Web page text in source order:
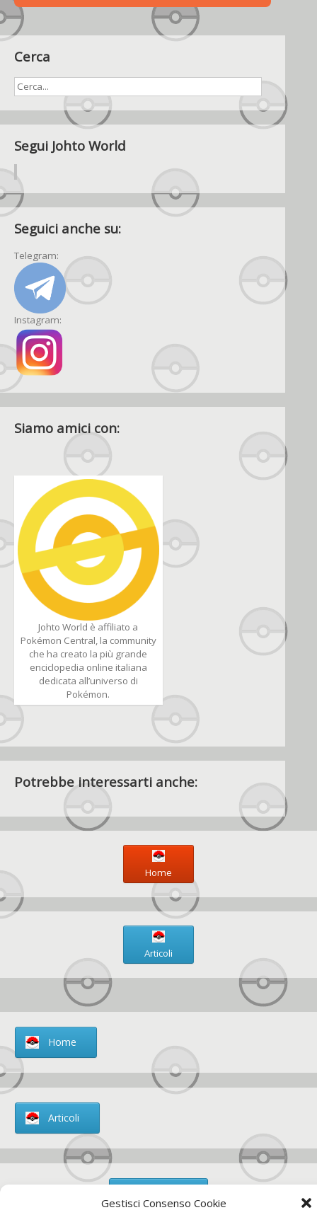
Gestisci Consenso Cookie
serializzazione
Cerca
Segui Johto World
Seguici anche su:
Telegram:
Instagram:
Siamo amici con:
Johto World è affiliato a
Pokémon Central, la community
che ha creato la più grande
enciclopedia online italiana
dedicata all’universo di
Pokémon.
Potrebbe interessarti anche:
Home
Articoli
Home
Articoli